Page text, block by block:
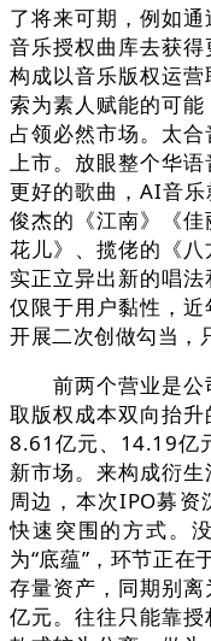
了将来可期，例如
音乐授权曲库去获
构成以音乐版权运
索为素人赋能的可
占领必然市场。太
上市。放眼整个华
更好的歌曲，AI音
俊杰的《江南》《
花儿》、揽佬的《
实正立异出新的唱
仅限于用户黏性，
开展二次创做勾当，
前两个营业是公
取版权成本双向抬
8.61亿元、14.19亿
新市场。来构成衍
周边，本次IPO募
快速突围的方式。
为“底蕴”，环节正在
存量资产，同期别
亿元。往往只能靠